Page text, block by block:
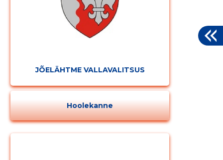
JÕELÄHTME VALLAVALITSUS
Hoolekanne